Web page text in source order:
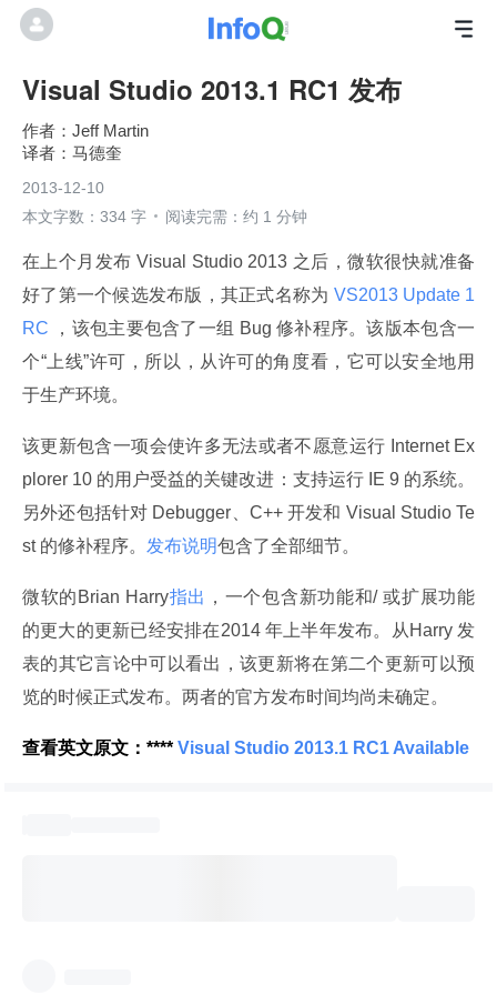
Visual Studio 2013.1 RC1 发布
Jeff Martin
马德奎
2013-12-10
本文字数：334 字
阅读完需：约 1 分钟
在上个月发布 Visual Studio 2013 之后，微软很快就准备
好了第一个候选发布版，其正式名称为 VS2013 Update 1
RC
，该包主要包含了一组 Bug 修补程序。该版本包含一
个“上线”许可，所以，从许可的角度看，它可以安全地用
于生产环境。
该更新包含一项会使许多无法或者不愿意运行 Internet Ex
plorer 10 的用户受益的关键改进：支持运行 IE 9 的系统。
另外还包括针对 Debugger、C++ 开发和 Visual Studio Te
st 的修补程序。 发布说明包含了全部细节。
微软的Brian Harry指出 ，一个包含新功能和/ 或扩展功能
的更大的更新已经安排在2014 年上半年发布。从Harry 发
表的其它言论中可以看出，该更新将在第二个更新可以预
览的时候正式发布。两者的官方发布时间均尚未确定。
查看英文原文：**** Visual Studio 2013.1 RC1 Available